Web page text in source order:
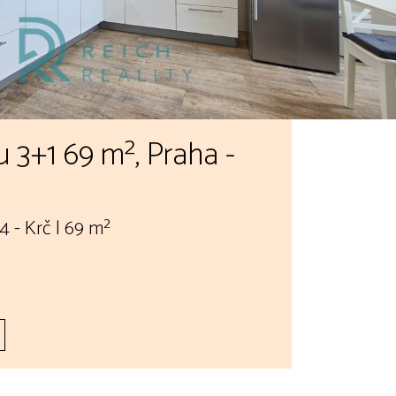
69 m², Praha -
- Krč | 69 m²